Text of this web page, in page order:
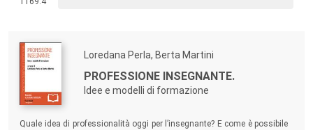
Loredana Perla, Berta Martini
PROFESSIONE INSEGNANTE.
Idee e modelli di formazione
Quale idea di professionalità oggi per l’insegnante? E come è possibile